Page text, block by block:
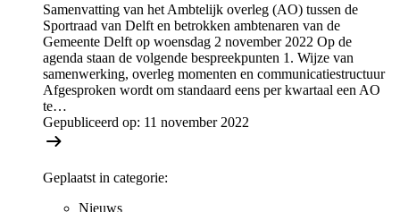
Samenvatting van het Ambtelijk overleg (AO) tussen de
Sportraad van Delft en betrokken ambtenaren van de
Gemeente Delft op woensdag 2 november 2022 Op de
agenda staan de volgende bespreekpunten 1. Wijze van
samenwerking, overleg momenten en communicatiestructuur
Afgesproken wordt om standaard eens per kwartaal een AO
te…
Gepubliceerd op: 11 november 2022
Geplaatst in categorie:
Nieuws